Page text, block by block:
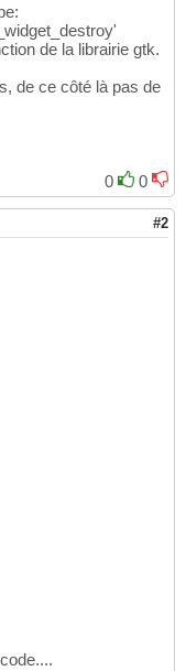
;
de la librairie gtk.
de ce côté là pas de
0
0
#2